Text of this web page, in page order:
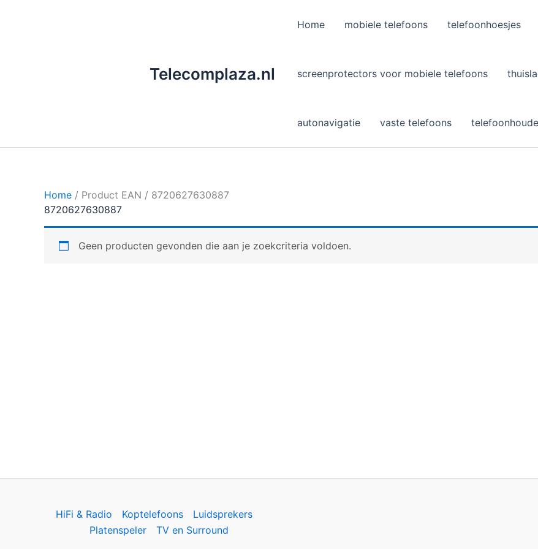
Telecomplaza.nl
Home mobiele telefoons telefoonhoesjes
screenprotectors voor mobiele telefoons
autonavigatie vaste telefoons
Home / Product EAN / 8720627630887
8720627630887
Geen producten gevonden die aan je zoekcriteria voldoen.
HiFi & Radio Koptelefoons
Luidsprekers
Platenspeler
TV en Surround